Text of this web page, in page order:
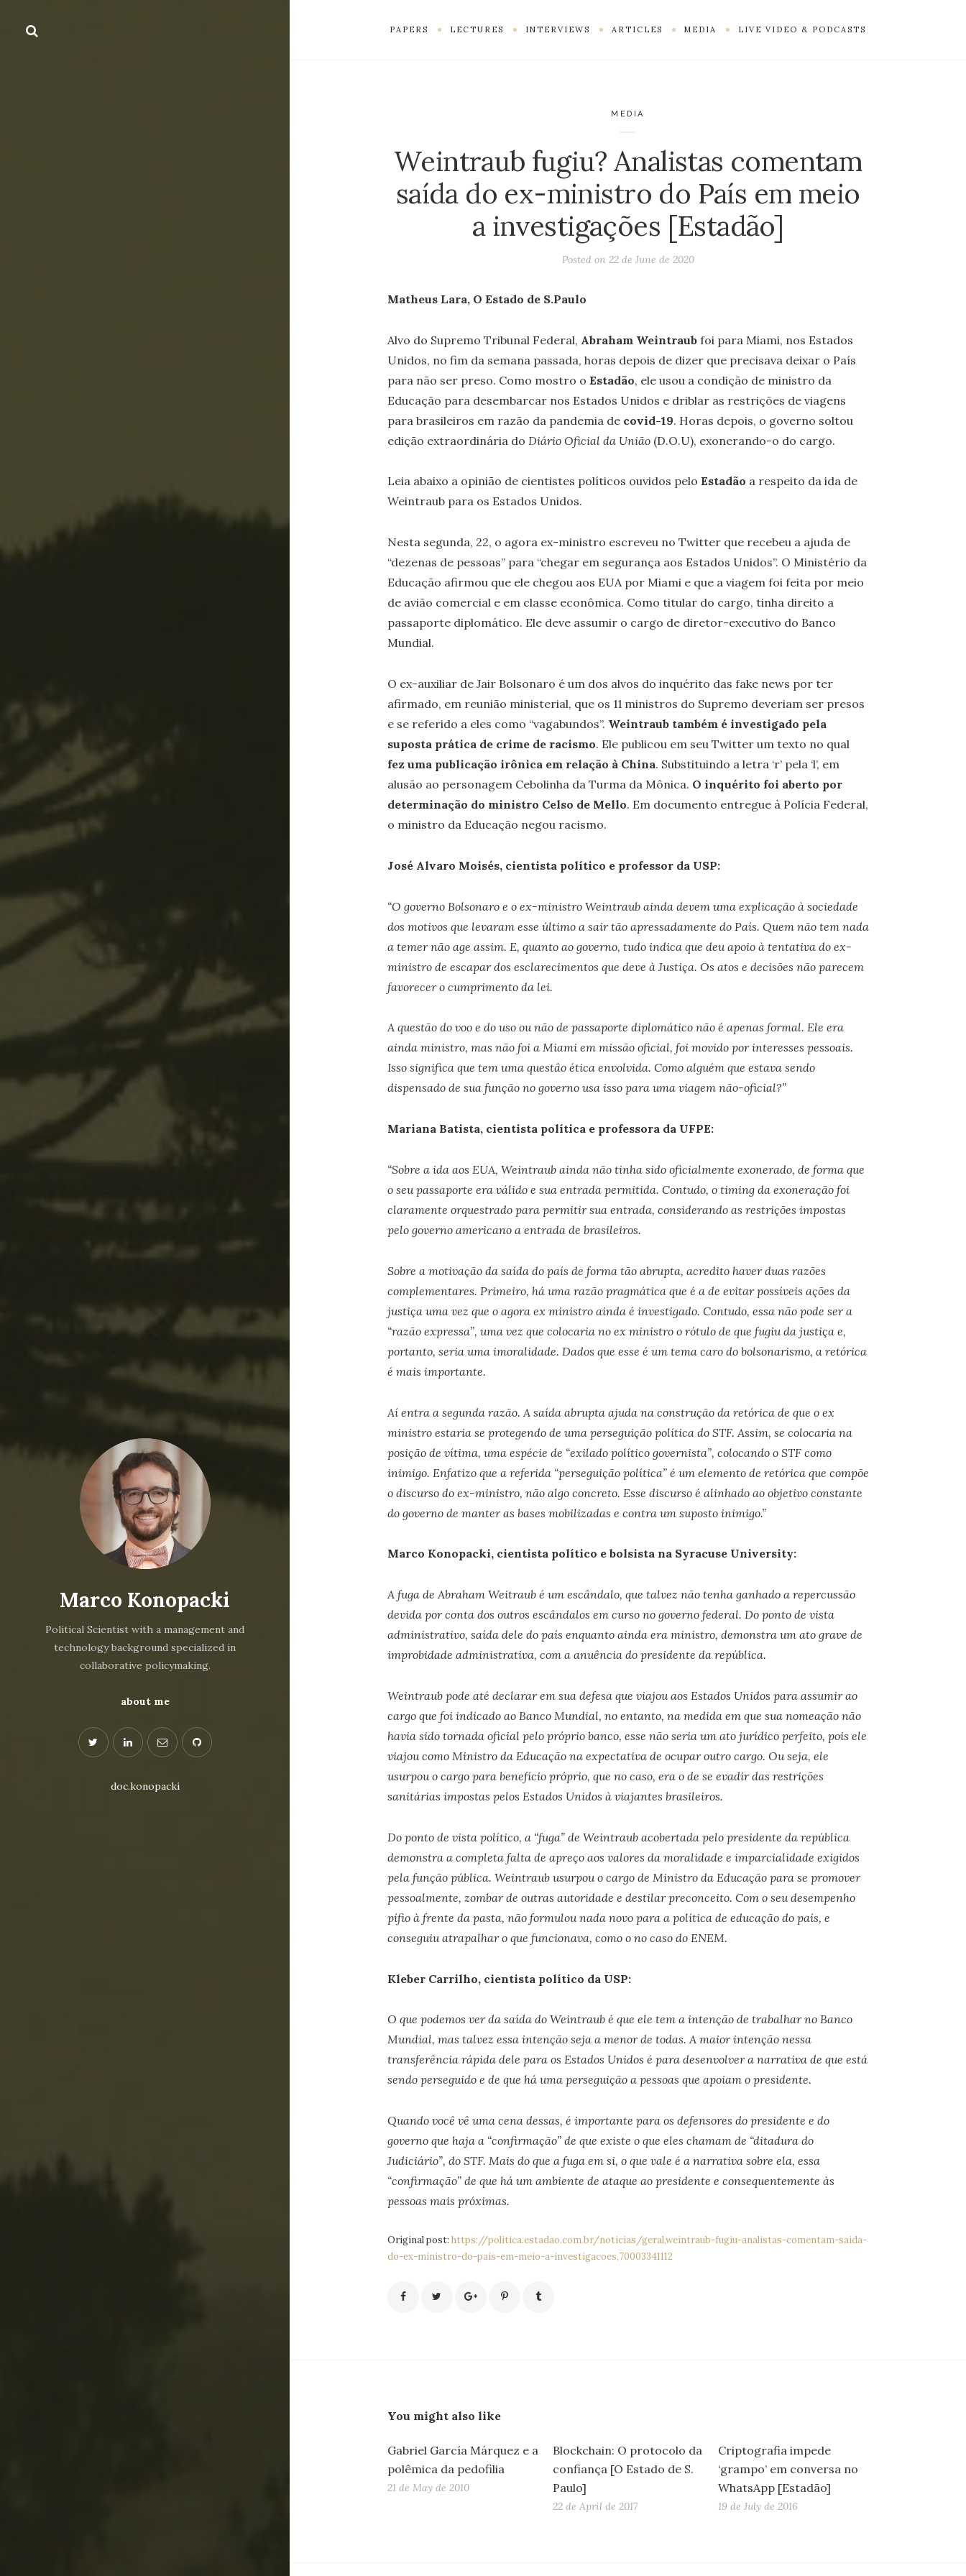
Marco Konopacki
Political Scientist with a management and
technology background specialized in
collaborative policymaking.
about me
doc.konopacki
PAPERS LECTURES INTERVIEWS ARTICLES MEDIA LIVE VIDEO & PODCASTS
MEDIA
Weintraub fugiu? Analistas comentam
saída do ex-ministro do País em meio
a investigações [Estadão]
Posted on 22 de June de 2020
Matheus Lara, O Estado de S.Paulo
Alvo do Supremo Tribunal Federal, Abraham Weintraubfoi para Miami, nos Estados
Unidos, no fim da semana passada, horas depois de dizer que precisava deixar o País
para não ser preso. Como mostro o Estadão, ele usou a condição de ministro da
Educação para desembarcar nos Estados Unidos e driblar as restrições de viagens
para brasileiros em razão da pandemia de covid-19. Horas depois, o governo soltou
edição extraordinária do Diário Oficial da União(D.O.U), exonerando-o do cargo.
Leia abaixo a opinião de cientistes políticos ouvidos pelo Estadão a respeito da ida de
Weintraub para os Estados Unidos.
Nesta segunda, 22, o agora ex-ministro escreveu no Twitter que recebeu a ajuda de
“dezenas de pessoas” para “chegar em segurança aos Estados Unidos”. O Ministério da
Educação afirmou que ele chegou aos EUA por Miami e que a viagem foi feita por meio
de avião comercial e em classe econômica. Como titular do cargo, tinha direito a
passaporte diplomático. Ele deve assumir o cargo de diretor-executivo do Banco
Mundial.
O ex-auxiliar de Jair Bolsonaro é um dos alvos do inquérito das fake news por ter
afirmado, em reunião ministerial, que os 11 ministros do Supremo deveriam ser presos
e se referido a eles como “vagabundos”. Weintraub também é investigado pela
suposta prática de crime de racismo. Ele publicou em seu Twitter um texto no qual
fez uma publicação irônica em relação à China. Substituindo a letra ‘r’ pela ‘l’, em
alusão ao personagem Cebolinha da Turma da Mônica. O inquérito foi aberto por
determinação do ministro Celso de Mello. Em documento entregue à Polícia Federal,
o ministro da Educação negou racismo.
José Alvaro Moisés, cientista político e professor da USP:
“O governo Bolsonaro e o ex-ministro Weintraub ainda devem uma explicação à sociedade
dos motivos que levaram esse último a sair tão apressadamente do País. Quem não tem nada
a temer não age assim. E, quanto ao governo, tudo indica que deu apoio à tentativa do ex-
ministro de escapar dos esclarecimentos que deve à Justiça. Os atos e decisões não parecem
favorecer o cumprimento da lei.
A questão do voo e do uso ou não de passaporte diplomático não é apenas formal. Ele era
ainda ministro, mas não foi a Miami em missão oficial, foi movido por interesses pessoais.
Isso significa que tem uma questâo ética envolvida. Como alguém que estava sendo
dispensado de sua função no governo usa isso para uma viagem não-oficial?”
Mariana Batista, cientista política e professora da UFPE:
“Sobre a ida aos EUA, Weintraub ainda não tinha sido oficialmente exonerado, de forma que
o seu passaporte era válido e sua entrada permitida. Contudo, o timing da exoneração foi
claramente orquestrado para permitir sua entrada, considerando as restrições impostas
pelo governo americano a entrada de brasileiros.
Sobre a motivação da saída do país de forma tão abrupta, acredito haver duas razões
complementares. Primeiro, há uma razão pragmática que é a de evitar possíveis ações da
justiça uma vez que o agora ex ministro ainda é investigado. Contudo, essa não pode ser a
“razão expressa”, uma vez que colocaria no ex ministro o rótulo de que fugiu da justiça e,
portanto, seria uma imoralidade. Dados que esse é um tema caro do bolsonarismo, a retórica
é mais importante.
Aí entra a segunda razão. A saída abrupta ajuda na construção da retórica de que o ex
ministro estaria se protegendo de uma perseguição política do STF. Assim, se colocaria na
posição de vítima, uma espécie de “exilado político governista”, colocando o STF como
inimigo. Enfatizo que a referida “perseguição política” é um elemento de retórica que compõe
o discurso do ex-ministro, não algo concreto. Esse discurso é alinhado ao objetivo constante
do governo de manter as bases mobilizadas e contra um suposto inimigo.”
Marco Konopacki, cientista político e bolsista na Syracuse University:
A fuga de Abraham Weitraub é um escândalo, que talvez não tenha ganhado a repercussão
devida por conta dos outros escândalos em curso no governo federal. Do ponto de vista
administrativo, saída dele do país enquanto ainda era ministro, demonstra um ato grave de
improbidade administrativa, com a anuência do presidente da república.
Weintraub pode até declarar em sua defesa que viajou aos Estados Unidos para assumir ao
cargo que foi indicado ao Banco Mundial, no entanto, na medida em que sua nomeação não
havia sido tornada oficial pelo próprio banco, esse não seria um ato jurídico perfeito, pois ele
viajou como Ministro da Educação na expectativa de ocupar outro cargo. Ou seja, ele
usurpou o cargo para benefício próprio, que no caso, era o de se evadir das restrições
sanitárias impostas pelos Estados Unidos à viajantes brasileiros.
Do ponto de vista político, a “fuga” de Weintraub acobertada pelo presidente da república
demonstra a completa falta de apreço aos valores da moralidade e imparcialidade exigidos
pela função pública. Weintraub usurpou o cargo de Ministro da Educação para se promover
pessoalmente, zombar de outras autoridade e destilar preconceito. Com o seu desempenho
pífio à frente da pasta, não formulou nada novo para a política de educação do país, e
conseguiu atrapalhar o que funcionava, como o no caso do ENEM.
Kleber Carrilho, cientista político da USP:
O que podemos ver da saída do Weintraub é que ele tem a intenção de trabalhar no Banco
Mundial, mas talvez essa intenção seja a menor de todas. A maior intenção nessa
transferência rápida dele para os Estados Unidos é para desenvolver a narrativa de que está
sendo perseguido e de que há uma perseguição a pessoas que apoiam o presidente.
Quando você vê uma cena dessas, é importante para os defensores do presidente e do
governo que haja a “confirmação” de que existe o que eles chamam de “ditadura do
Judiciário”, do STF. Mais do que a fuga em si, o que vale é a narrativa sobre ela, essa
“confirmação” de que há um ambiente de ataque ao presidente e consequentemente às
pessoas mais próximas.
Original post: https://politica.estadao.com.br/noticias/geral,weintraub-fugiu-analistas-comentam-saida-
do-ex-ministro-do-pais-em-meio-a-investigacoes,70003341112
You might also like
Gabriel García Márquez e a
polêmica da pedofilia
21 de May de 2010
Blockchain: O protocolo da
confiança [O Estado de S.
Paulo]
22 de April de 2017
Criptografia impede
‘grampo’ em conversa no
WhatsApp [Estadão]
19 de July de 2016